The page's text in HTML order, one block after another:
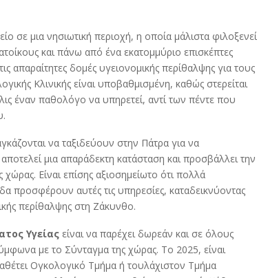
σε μια νησιωτική περιοχή, η οποία μάλιστα φιλοξενεί
και πάνω από ένα εκατομμύριο επισκέπτες
απαραίτητες δομές υγειονομικής περίθαλψης για τους
Κλινικής είναι υποβαθμισμένη, καθώς στερείται
έναν παθολόγο να υπηρετεί, αντί των πέντε που
να ταξιδεύουν στην Πάτρα για να
μια απαράδεκτη κατάσταση και προσβάλλει την
Είναι επίσης αξιοσημείωτο ότι πολλά
προσφέρουν αυτές τις υπηρεσίες, καταδεικνύοντας
περίθαλψης στη Ζάκυνθο.
Υγείας είναι να παρέχει δωρεάν και σε όλους
με το Σύνταγμα της χώρας. Το 2025, είναι
Ογκολογικό Τμήμα ή τουλάχιστον Τμήμα